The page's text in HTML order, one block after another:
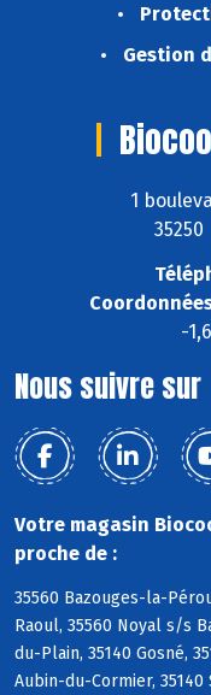
Gestion
1
-
Nous suivre sur
Votre magasin
proche de :
35560 Bazouges-la-
Raoul, 35560 Noyal s/s
du-Plain, 35140 Gosné,
Aubin-du-Cormier, 35140